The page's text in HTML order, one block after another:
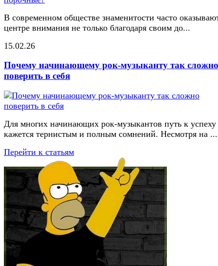
В современном обществе знаменитости часто
центре внимания не только благодаря своим до...
15.02.26
Почему начинающему рок-музыканту так сложно
поверить в себя
Для многих начинающих рок-музыкантов путь к успеху
кажется тернистым и полным сомнений. Несмотря на ...
Перейти к статьям